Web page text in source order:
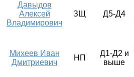
Давыдов
Алексей
Владимирович
ЗЩ Д5-Д4
Михеев Иван
Дмитриевич
НП
Д1-Д2 и
выше